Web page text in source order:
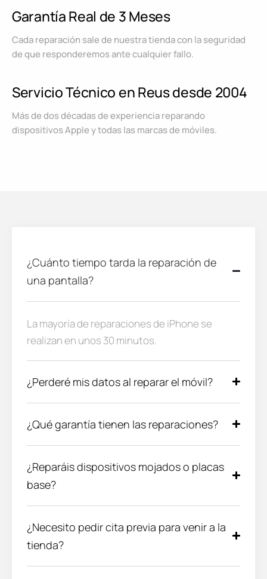
Garantía Real de 3 Meses
Cada reparación sale de nuestra tienda con la seguridad
de que responderemos ante cualquier fallo.
Servicio Técnico en Reus desde 2004
Más de dos décadas de experiencia reparando
dispositivos Apple y todas las marcas de móviles.
¿Cuánto tiempo tarda la reparación de
una pantalla?
La mayoría de reparaciones de iPhone se
realizan en unos 30 minutos.
¿Perderé mis datos al reparar el móvil?
¿Qué garantía tienen las reparaciones?
¿Reparáis dispositivos mojados o placas
base?
¿Necesito pedir cita previa para venir a la
tienda?